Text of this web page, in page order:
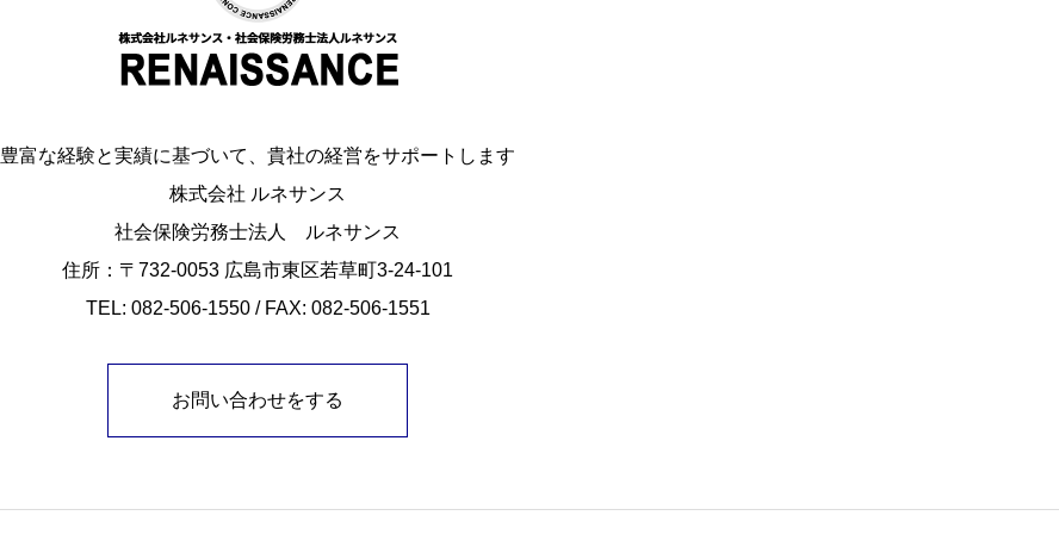
豊富な経験と実績に基づいて、貴社の経営をサポートします
株式会社 ルネサンス
社会保険労務士法人 ルネサンス
住所：〒732-0053 広島市東区若草町3-24-101
TEL: 082-506-1550 / FAX: 082-506-1551
お問い合わせをする